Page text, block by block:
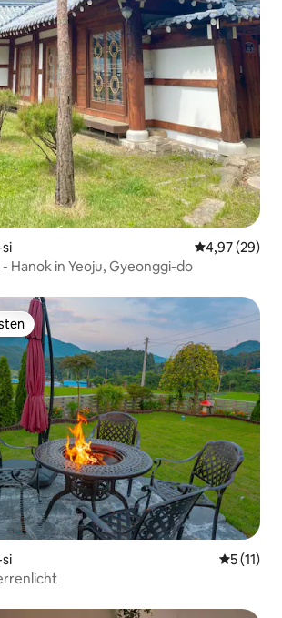
Gemiddelde
4,97 (29)
Hanok in Yeoju, Gyeonggi-do
5 (11)